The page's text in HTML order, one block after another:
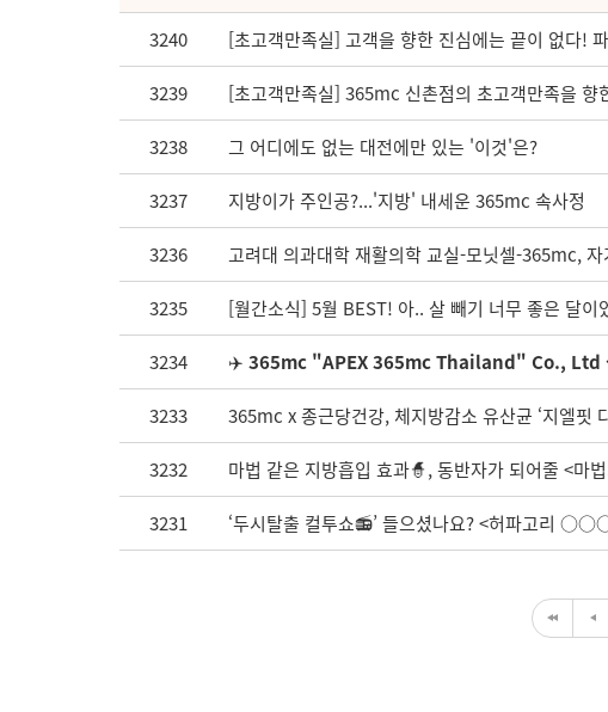
3240 [초고객만족실] 고객을 향한 진심에는 끝이 없다!
3239 [초고객만족실] 365mc 신촌점의 초고객만족을 향
3238 그 어디에도 없는 대전에만 있는 '이것'은?
3237 지방이가 주인공?...'지방' 내세운 365mc 속사정
3236 고려대 의과대학 재활의학 교실-모닛셀-365mc,
3235 [월간소식] 5월 BEST! 아.. 살 빼기 너무 좋은 달이
3234 ✈️ 365mc "APEX 365mc Thailand" Co., Ltd
3233 365mc x 종근당건강, 체지방감소 유산균 ‘지엘핏
3232 마법 같은 지방흡입 효과🧙, 동반자가 되어줄 <마
3231 ‘두시탈출 컬투쇼📻’ 들으셨나요? <허파고리